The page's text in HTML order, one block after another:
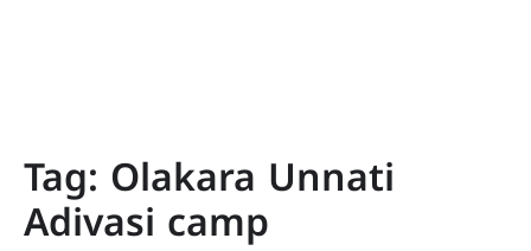
Tag: Olakara Unnati
Adivasi camp